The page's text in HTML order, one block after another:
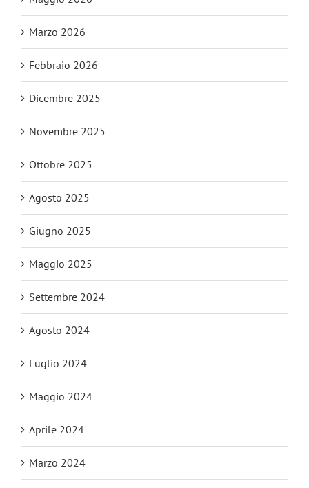
Marzo 2026
Febbraio 2026
Dicembre 2025
Novembre 2025
Ottobre 2025
Agosto 2025
Giugno 2025
Maggio 2025
Settembre 2024
Agosto 2024
Luglio 2024
Maggio 2024
Aprile 2024
Marzo 2024